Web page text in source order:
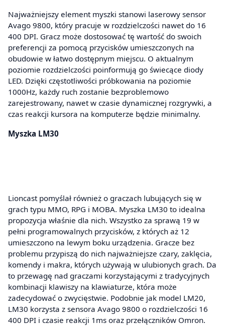
Najważniejszy element myszki stanowi laserowy sensor
Avago 9800, który pracuje w rozdzielczości nawet do 16
400 DPI. Gracz może dostosować tę wartość do swoich
preferencji za pomocą przycisków umieszczonych na
obudowie w łatwo dostępnym miejscu. O aktualnym
poziomie rozdzielczości poinformują go świecące diody
LED. Dzięki częstotliwości próbkowania na poziomie
1000Hz, każdy ruch zostanie bezproblemowo
zarejestrowany, nawet w czasie dynamicznej rozgrywki, a
czas reakcji kursora na komputerze będzie minimalny.
Myszka LM30
Lioncast pomyślał również o graczach lubujących się w
grach typu MMO, RPG i MOBA. Myszka LM30 to idealna
propozycja właśnie dla nich. Wszystko za sprawą 19 w
pełni programowalnych przycisków, z których aż 12
umieszczono na lewym boku urządzenia. Gracze bez
problemu przypiszą do nich najważniejsze czary, zaklęcia,
komendy i makra, których używają w ulubionych grach. Da
to przewagę nad graczami korzystającymi z tradycyjnych
kombinacji klawiszy na klawiaturze, która może
zadecydować o zwycięstwie. Podobnie jak model LM20,
LM30 korzysta z sensora Avago 9800 o rozdzielczości 16
400 DPI i czasie reakcji 1ms oraz przełączników Omron.